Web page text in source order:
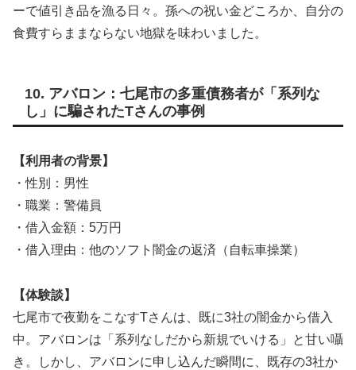
ーで値引き品を漁る日々。孫への祝い金どころか、自分の
食費すらままならない地獄を味わいました。
10. アバロン：七尾市の多重債務者が「系列な
し」に騙されたTさんの事例
【利用者の背景】
・性別：男性
・職業：警備員
・借入金額：5万円
・借入理由：他のソフト闇金の返済（自転車操業）
【体験談】
七尾市で夜勤をこなすTさんは、既に3社の闇金から借入
中。アバロンは「系列なしだから新規でいける」と甘い囁
き。しかし、アバロンに申し込んだ瞬間に、既存の3社か